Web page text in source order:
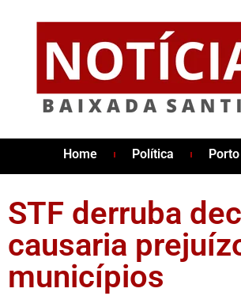
Home Política Porto
STF derruba
causaria
municípios